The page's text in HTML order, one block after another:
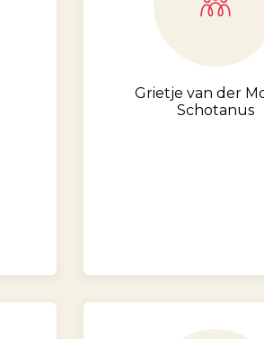
Grietje van der
Schotanus